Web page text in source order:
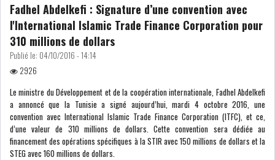
COURS DU JOUR
ANALYSE QUOTIDIENNE
ZOOM ENTREPRISE
HISTORIQUE DES ZOOMS
Fadhel Abdelkefi : Signature d’une convention avec
l'International Islamic Trade Finance Corporation pour
310 millions de dollars
Publié le: 04/10/2016 - 14:14
2926
Le ministre du Développement et de la coopération internationale, Fadhel Abdelkefi
a annoncé que la Tunisie a signé aujourd’hui, mardi 4 octobre 2016, une
convention avec International Islamic Trade Finance Corporation (ITFC), et ce,
d’une valeur de 310 millions de dollars. Cette convention sera dédiée au
financement des opérations spécifiques à la STIR avec 150 millions de dollars et la
STEG avec 160 millions de dollars.